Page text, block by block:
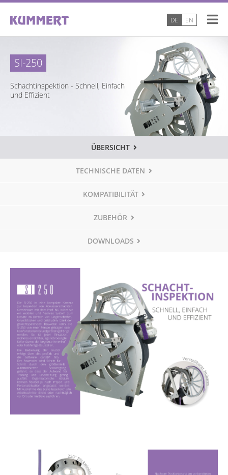
DE EN
SI-250
Schachtinspektion - Schnell, Einfach
und Effizient
ÜBERSICHT
TECHNISCHE DATEN
KOMPATIBILITÄT
ZUBEHÖR
DOWNLOADS